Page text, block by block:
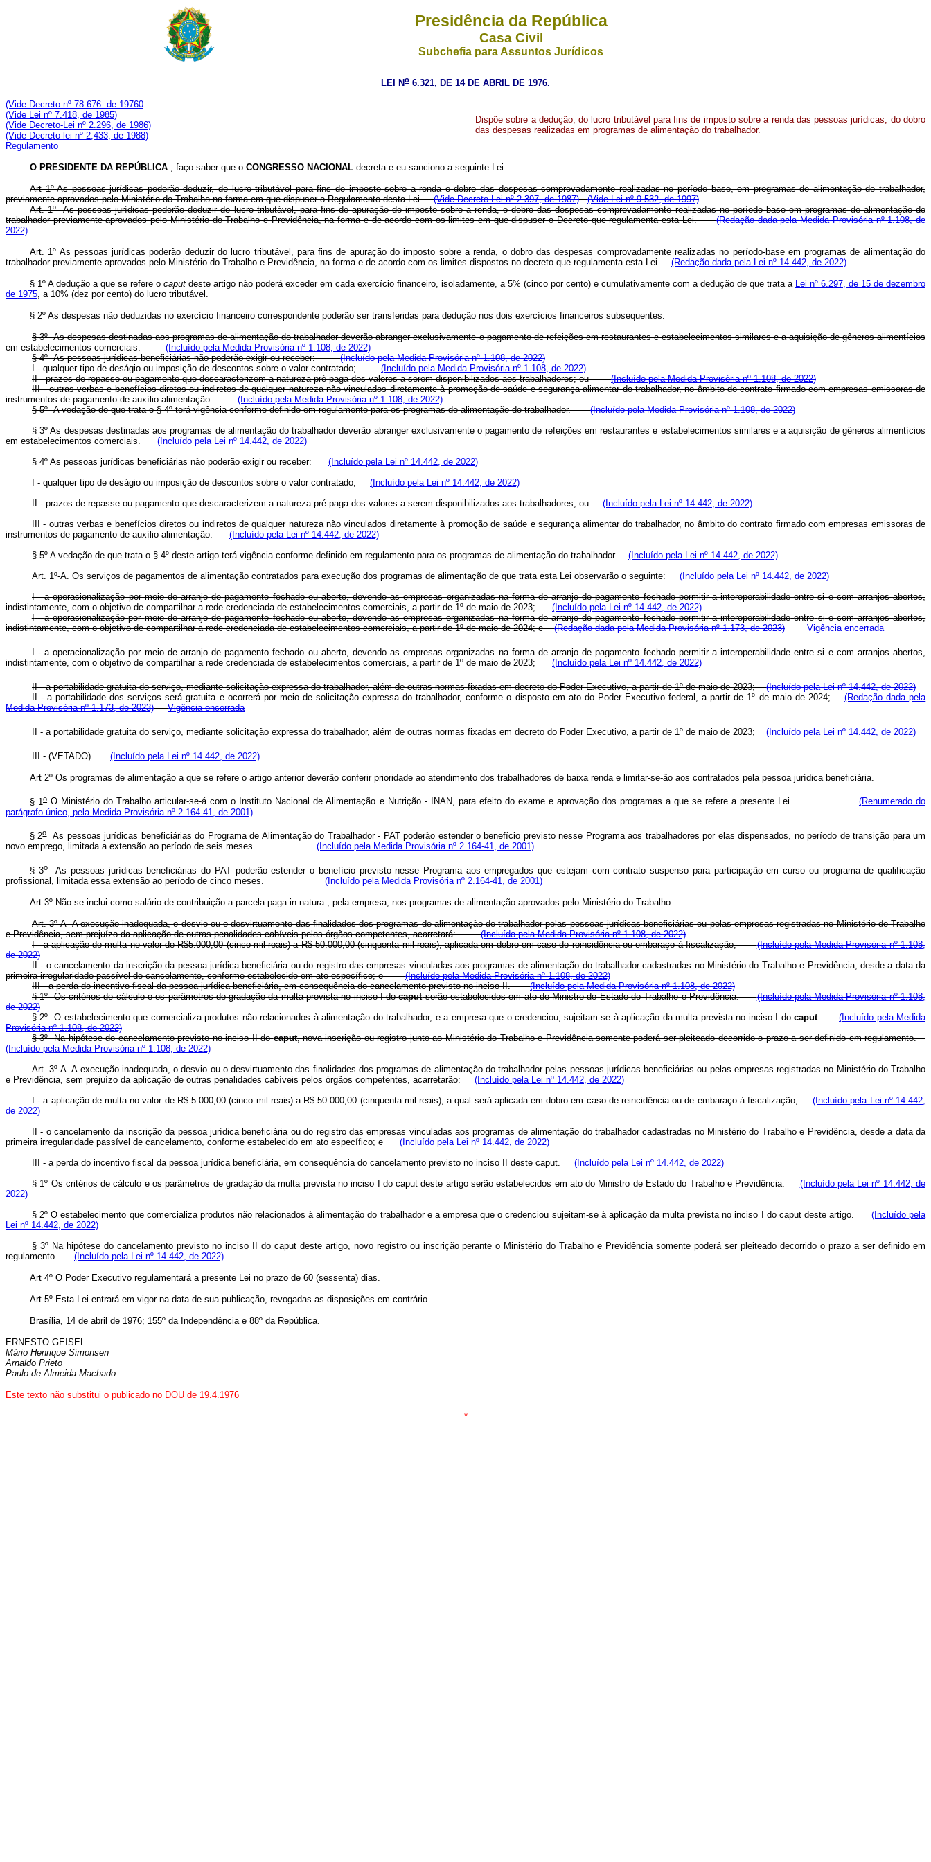
Presidência da República
Casa Civil
Subchefia para Assuntos Jurídicos
LEI No 6.321, DE 14 DE ABRIL DE 1976.
(Vide Decreto nº 78.676. de 19760
(Vide Lei nº 7.418, de 1985)
(Vide Decreto-Lei nº 2.296, de 1986)
(Vide Decreto-lei nº 2,433, de 1988)
Regulamento
Dispõe sobre a dedução, do lucro tributável para fins de imposto sobre a renda das pessoas jurídicas, do dobro
das despesas realizadas em programas de alimentação do trabalhador.
O PRESIDENTE DA REPÚBLICA , faço saber que o CONGRESSO NACIONAL decreta e eu sanciono a seguinte Lei:
Art 1º As pessoas jurídicas poderão deduzir, do lucro tributável para fins do imposto sobre a renda o dobro das despesas comprovadamente realizadas no período base, em programas de alimentação do trabalhador,
previamente aprovados pelo Ministério do Trabalho na forma em que dispuser o Regulamento desta Lei.(Vide Decreto-Lei nº 2.397, de 1987)
(Vide Lei nº 9.532, de 1997)
Art. 1º As pessoas jurídicas poderão deduzir do lucro tributável, para fins de apuração do imposto sobre a renda, o dobro das despesas comprovadamente realizadas no período base em programas de alimentação do
trabalhador previamente aprovados pelo Ministério do Trabalho e Previdência, na forma e de acordo com os limites em que dispuser o Decreto que regulamenta esta Lei.(Redação dada pela Medida Provisória nº 1.108, de
2022)
Art. 1º As pessoas jurídicas poderão deduzir do lucro tributável, para fins de apuração do imposto sobre a renda, o dobro das despesas comprovadamente realizadas no período-base em programas de alimentação do
trabalhador previamente aprovados pelo Ministério do Trabalho e Previdência, na forma e de acordo com os limites dispostos no decreto que regulamenta esta Lei. (Redação dada pela Lei nº 14.442, de 2022)
§ 1º A dedução a que se refere o caput deste artigo não poderá exceder em cada exercício financeiro, isoladamente, a 5% (cinco por cento) e cumulativamente com a dedução de que trata a Lei nº 6.297, de 15 de dezembro
de 1975, a 10% (dez por cento) do lucro tributável.
§ 2º As despesas não deduzidas no exercício financeiro correspondente poderão ser transferidas para dedução nos dois exercícios financeiros subsequentes.
§ 3º As despesas destinadas aos programas de alimentação do trabalhador deverão abranger exclusivamente o pagamento de refeições em restaurantes e estabelecimentos similares e a aquisição de gêneros alimentícios
em estabelecimentos comerciais.(Incluído pela Medida Provisória nº 1.108, de 2022)
§ 4º As pessoas jurídicas beneficiárias não poderão exigir ou receber:(Incluído pela Medida Provisória nº 1.108, de 2022)
I - qualquer tipo de deságio ou imposição de descontos sobre o valor contratado;(Incluído pela Medida Provisória nº 1.108, de 2022)
II - prazos de repasse ou pagamento que descaracterizem a natureza pré-paga dos valores a serem disponibilizados aos trabalhadores; ou(Incluído pela Medida Provisória nº 1.108, de 2022)
III - outras verbas e benefícios diretos ou indiretos de qualquer natureza não vinculados diretamente à promoção de saúde e segurança alimentar do trabalhador, no âmbito do contrato firmado com empresas emissoras de
instrumentos de pagamento de auxílio-alimentação.(Incluído pela Medida Provisória nº 1.108, de 2022)
§ 5º A vedação de que trata o § 4º terá vigência conforme definido em regulamento para os programas de alimentação do trabalhador.(Incluído pela Medida Provisória nº 1.108, de 2022)
§ 3º As despesas destinadas aos programas de alimentação do trabalhador deverão abranger exclusivamente o pagamento de refeições em restaurantes e estabelecimentos similares e a aquisição de gêneros alimentícios
em estabelecimentos comerciais. (Incluído pela Lei nº 14.442, de 2022)
§ 4º As pessoas jurídicas beneficiárias não poderão exigir ou receber: (Incluído pela Lei nº 14.442, de 2022)
I - qualquer tipo de deságio ou imposição de descontos sobre o valor contratado; (Incluído pela Lei nº 14.442, de 2022)
II - prazos de repasse ou pagamento que descaracterizem a natureza pré-paga dos valores a serem disponibilizados aos trabalhadores; ou (Incluído pela Lei nº 14.442, de 2022)
III - outras verbas e benefícios diretos ou indiretos de qualquer natureza não vinculados diretamente à promoção de saúde e segurança alimentar do trabalhador, no âmbito do contrato firmado com empresas emissoras de
instrumentos de pagamento de auxílio-alimentação. (Incluído pela Lei nº 14.442, de 2022)
§ 5º A vedação de que trata o § 4º deste artigo terá vigência conforme definido em regulamento para os programas de alimentação do trabalhador. (Incluído pela Lei nº 14.442, de 2022)
Art. 1º-A. Os serviços de pagamentos de alimentação contratados para execução dos programas de alimentação de que trata esta Lei observarão o seguinte: (Incluído pela Lei nº 14.442, de 2022)
I - a operacionalização por meio de arranjo de pagamento fechado ou aberto, devendo as empresas organizadas na forma de arranjo de pagamento fechado permitir a interoperabilidade entre si e com arranjos abertos,
indistintamente, com o objetivo de compartilhar a rede credenciada de estabelecimentos comerciais, a partir de 1º de maio de 2023;(Incluído pela Lei nº 14.442, de 2022)
I - a operacionalização por meio de arranjo de pagamento fechado ouaberto, devendo as empresas organizadas na forma de arranjo de pagamentofechado permitir a interoperabilidade entre si e com arranjos abertos,
indistintamente, com o objetivo de compartilhar a rede credenciada deestabelecimentos comerciais, a partir de 1º de maio de 2024; e(Redação dada pela Medida Provisória nº 1.173, de 2023) Vigência encerrada
I - a operacionalização por meio de arranjo de pagamento fechado ou aberto, devendo as empresas organizadas na forma de arranjo de pagamento fechado permitir a interoperabilidade entre si e com arranjos abertos,
indistintamente, com o objetivo de compartilhar a rede credenciada de estabelecimentos comerciais, a partir de 1º de maio de 2023; (Incluído pela Lei nº 14.442, de 2022)
II - a portabilidade gratuita do serviço, mediante solicitação expressa do trabalhador, além de outras normas fixadas em decreto do Poder Executivo, a partir de 1º de maio de 2023;(Incluído pela Lei nº 14.442, de 2022)
II - a portabilidade dos serviços será gratuita e ocorrerá por meio desolicitação expressa do trabalhador, conforme o disposto em ato do PoderExecutivo federal, a partir de 1º de maio de 2024;(Redação dada pela
Medida Provisória nº 1.173, de 2023)
Vigência encerrada
II - a portabilidade gratuita do serviço, mediante solicitação expressa do trabalhador, além de outras normas fixadas em decreto do Poder Executivo, a partir de 1º de maio de 2023; (Incluído pela Lei nº 14.442, de 2022)
III - (VETADO). (Incluído pela Lei nº 14.442, de 2022)
Art 2º Os programas de alimentação a que se refere o artigo anterior deverão conferir prioridade ao atendimento dos trabalhadores de baixa renda e limitar-se-ão aos contratados pela pessoa jurídica beneficiária.
§ 1o O Ministério do Trabalho articular-se-á com o Instituto Nacional de Alimentação e Nutrição - INAN, para efeito do exame e aprovação dos programas a que se refere a presente Lei. (Renumerado do
parágrafo único, pela Medida Provisória nº 2.164-41, de 2001)
§ 2oAs pessoas jurídicas beneficiárias do Programa de Alimentação do Trabalhador - PAT poderão estender o benefício previsto nesse Programa aos trabalhadores por elas dispensados, no período de transição para um
novo emprego, limitada a extensão ao período de seis meses. (Incluído pela Medida Provisória nº 2.164-41, de 2001)
§ 3oAs pessoas jurídicas beneficiárias do PAT poderão estender o benefício previsto nesse Programa aos empregados que estejam com contrato suspenso para participação em curso ou programa de qualificação
profissional, limitada essa extensão ao período de cinco meses. (Incluído pela Medida Provisória nº 2.164-41, de 2001)
Art 3º Não se inclui como salário de contribuição a parcela paga in natura , pela empresa, nos programas de alimentação aprovados pelo Ministério do Trabalho.
Art. 3º-A A execução inadequada, o desvio ou o desvirtuamento das finalidades dos programas de alimentação do trabalhador pelas pessoas jurídicas beneficiárias ou pelas empresas registradas no Ministério do Trabalho
e Previdência, sem prejuízo da aplicação de outras penalidades cabíveis pelos órgãos competentes, acarretará:(Incluído pela Medida Provisória nº 1.108, de 2022)
I - a aplicação de multa no valor de R$5.000,00 (cinco mil reais) a R$ 50.000,00 (cinquenta mil reais), aplicada em dobro em caso de reincidência ou embaraço à fiscalização;(Incluído pela Medida Provisória nº 1.108,
de 2022)
II - o cancelamento da inscrição da pessoa jurídica beneficiária ou do registro das empresas vinculadas aos programas de alimentação do trabalhador cadastradas no Ministério do Trabalho e Previdência, desde a data da
primeira irregularidade passível de cancelamento, conforme estabelecido em ato específico; e(Incluído pela Medida Provisória nº 1.108, de 2022)
III - a perda do incentivo fiscal da pessoa jurídica beneficiária, em consequência do cancelamento previsto no inciso II.(Incluído pela Medida Provisória nº 1.108, de 2022)
§ 1º Os critérios de cálculo e os parâmetros de gradação da multa prevista no inciso I docaputserão estabelecidos em ato do Ministro de Estado do Trabalho e Previdência.(Incluído pela Medida Provisória nº 1.108,
de 2022)
§ 2º O estabelecimento que comercializa produtos não relacionados à alimentação do trabalhador, e a empresa que o credenciou, sujeitam-se à aplicação da multa prevista no inciso I docaput.(Incluído pela Medida
Provisória nº 1.108, de 2022)
§ 3º Na hipótese do cancelamento previsto no inciso II docaput, nova inscrição ou registro junto ao Ministério do Trabalho e Previdência somente poderá ser pleiteado decorrido o prazo a ser definido em regulamento.
(Incluído pela Medida Provisória nº 1.108, de 2022)
Art. 3º-A. A execução inadequada, o desvio ou o desvirtuamento das finalidades dos programas de alimentação do trabalhador pelas pessoas jurídicas beneficiárias ou pelas empresas registradas no Ministério do Trabalho
e Previdência, sem prejuízo da aplicação de outras penalidades cabíveis pelos órgãos competentes, acarretarão: (Incluído pela Lei nº 14.442, de 2022)
I - a aplicação de multa no valor de R$ 5.000,00 (cinco mil reais) a R$ 50.000,00 (cinquenta mil reais), a qual será aplicada em dobro em caso de reincidência ou de embaraço à fiscalização;(Incluído pela Lei nº 14.442,
de 2022)
II - o cancelamento da inscrição da pessoa jurídica beneficiária ou do registro das empresas vinculadas aos programas de alimentação do trabalhador cadastradas no Ministério do Trabalho e Previdência, desde a data da
primeira irregularidade passível de cancelamento, conforme estabelecido em ato específico; e (Incluído pela Lei nº 14.442, de 2022)
III - a perda do incentivo fiscal da pessoa jurídica beneficiária, em consequência do cancelamento previsto no inciso II deste caput
(Incluído pela Lei nº 14.442, de 2022)
§ 1º Os critérios de cálculo e os parâmetros de gradação da multa prevista no inciso I docaput deste artigo serão estabelecidos em ato do Ministro de Estado do Trabalho e Previdência. (Incluído pela Lei nº 14.442, de
2022)
§ 2º O estabelecimento que comercializa produtos não relacionados à alimentação do trabalhador e a empresa que o credenciou sujeitam-se à aplicação da multa prevista no inciso I do caputdeste artigo. (Incluído pela
Lei nº 14.442, de 2022)
§ 3º Na hipótese do cancelamento previsto no inciso II do caputdeste artigo, novo registro ou inscrição perante o Ministério do Trabalho e Previdência somente poderá ser pleiteado decorrido o prazo a ser definido em
regulamento. (Incluído pela Lei nº 14.442, de 2022)
Art 4º O Poder Executivo regulamentará a presente Lei no prazo de 60 (sessenta) dias.
Art 5º Esta Lei entrará em vigor na data de sua publicação, revogadas as disposições em contrário.
Brasília, 14 de abril de 1976; 155º da Independência e 88º da República.
ERNESTO GEISEL
Mário Henrique Simonsen
Arnaldo Prieto
Paulo de Almeida Machado
Este texto não substitui o publicado no DOU de 19.4.1976
*